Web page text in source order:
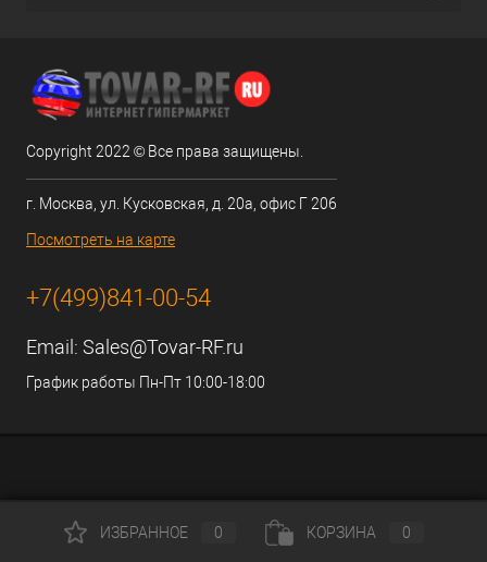
Copyright 2022 © Все права защищены.
г. Москва, ул. Кусковская, д. 20а, офис Г 206
Посмотреть на карте
+7(499)841-00-54
Email: Sales@Tovar-RF.ru
График работы Пн-Пт 10:00-18:00
ИЗБРАННОЕ 0 КОРЗИНА 0